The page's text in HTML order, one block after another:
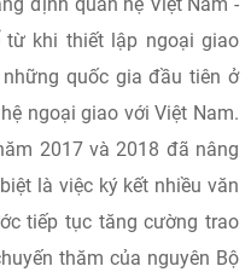
từ khi thiết lập ngoại giao
quốc gia đầu tiên ở
ngoại giao với Việt Nam.
2017 và 2018 đã nâng
là việc ký kết nhiều văn
tiếp tục tăng cường trao
thăm của nguyên Bộ